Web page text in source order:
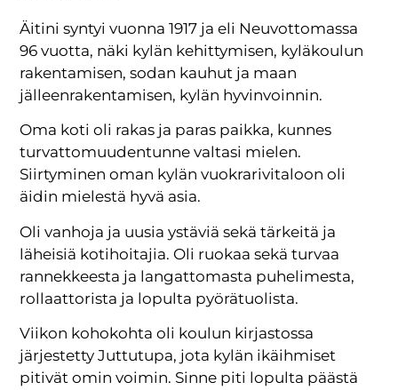
Äitini syntyi vuonna 1917 ja eli Neuvottomassa
96 vuotta, näki kylän kehittymisen, kyläkoulun
rakentamisen, sodan kauhut ja maan
jälleenrakentamisen, kylän hyvinvoinnin.
Oma koti oli rakas ja paras paikka, kunnes
turvattomuudentunne valtasi mielen.
Siirtyminen oman kylän vuokrarivitaloon oli
äidin mielestä hyvä asia.
Oli vanhoja ja uusia ystäviä sekä tärkeitä ja
läheisiä kotihoitajia. Oli ruokaa sekä turvaa
rannekkeesta ja langattomasta puhelimesta,
rollaattorista ja lopulta pyörätuolista.
Viikon kohokohta oli koulun kirjastossa
järjestetty Juttutupa, jota kylän ikäihmiset
pitivät omin voimin. Sinne piti lopulta päästä